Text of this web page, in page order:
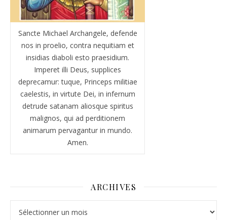
Sancte Michael Archangele, defende
nos in proelio, contra nequitiam et
insidias diaboli esto praesidium.
Imperet illi Deus, supplices
deprecamur: tuque, Princeps militiae
caelestis, in virtute Dei, in infernum
detrude satanam aliosque spiritus
malignos, qui ad perditionem
animarum pervagantur in mundo.
Amen.
ARCHIVES